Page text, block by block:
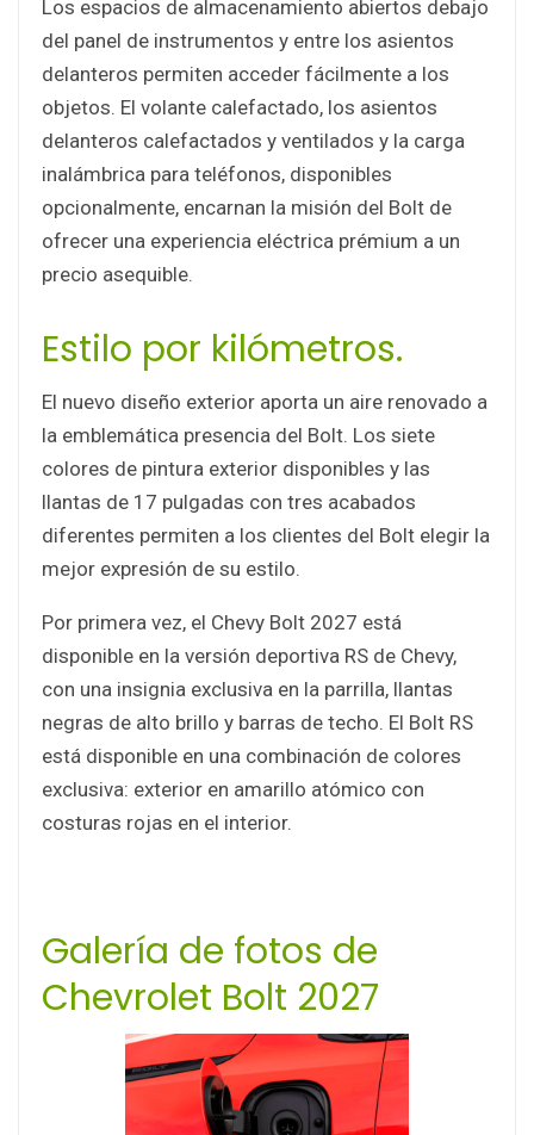
Los espacios de almacenamiento abiertos debajo
del panel de instrumentos y entre los asientos
delanteros permiten acceder fácilmente a los
objetos. El volante calefactado, los asientos
delanteros calefactados y ventilados y la carga
inalámbrica para teléfonos, disponibles
opcionalmente, encarnan la misión del Bolt de
ofrecer una experiencia eléctrica prémium a un
precio asequible.
Estilo por kilómetros.
El nuevo diseño exterior aporta un aire renovado a
la emblemática presencia del Bolt. Los siete
colores de pintura exterior disponibles y las
llantas de 17 pulgadas con tres acabados
diferentes permiten a los clientes del Bolt elegir la
mejor expresión de su estilo.
Por primera vez, el Chevy Bolt 2027 está
disponible en la versión deportiva RS de Chevy,
con una insignia exclusiva en la parrilla, llantas
negras de alto brillo y barras de techo. El Bolt RS
está disponible en una combinación de colores
exclusiva: exterior en amarillo atómico con
costuras rojas en el interior.
Galería de fotos de
Chevrolet Bolt 2027